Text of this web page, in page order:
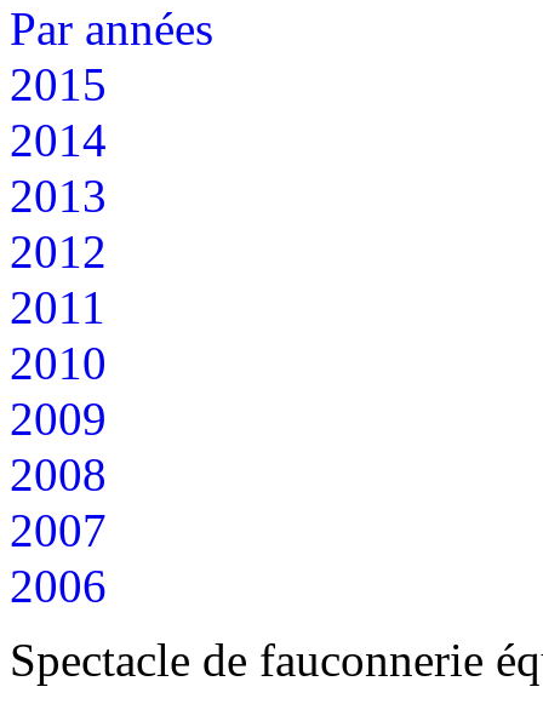
Par années
2015
2014
2013
2012
2011
2010
2009
2008
2007
2006
Spectacle de fauconnerie